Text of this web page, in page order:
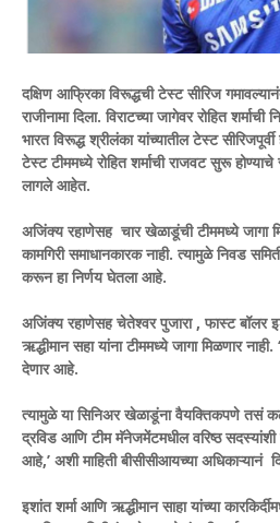
दक्षिण आफ्रिका विरूद्धची टेस्ट सीरिज
राजीनामा दिला. विराटच्या जागेवर रोहित
भारत विरूद्ध श्रीलंका यांच्यातील टेस्ट
टेस्ट टीममध्ये रोहित शर्माची राजवट सुरू
लागले आहेत.
अजिंक्य रहाणेसह चार खेळाडूंची टीममध्ये जागा
कामगिरी समाधानकारक नाही. त्यामुळे निवड
करून हा निर्णय घेतला आहे.
अजिंक्य रहाणेसह चेतेश्वर पुजारा , फास्ट बॉलर
ऋद्धीमान सहा यांना टीममध्ये जागा मिळणार
देणार आहे.
त्यामुळे या सिनिअर खेळाडूंना वैयक्तिकपणे तसं
द्रविड आणि टीम मॅनेजमेंटमधील वरिष्ठ
आहे,’ अशी माहिती बीसीसीआयच्या अधिकाऱ्यानं
इशांत शर्मा आणि ऋद्धीमान साहा यांच्या